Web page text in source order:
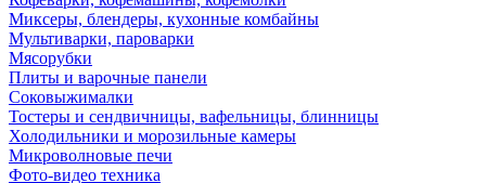
Миксеры, блендеры, кухонные комбайны
Мультиварки, пароварки
Мясорубки
Плиты и варочные панели
Соковыжималки
Тостеры и сендвичницы, вафельницы, блинницы
Холодильники и морозильные камеры
Микроволновые печи
Фото-видео техника